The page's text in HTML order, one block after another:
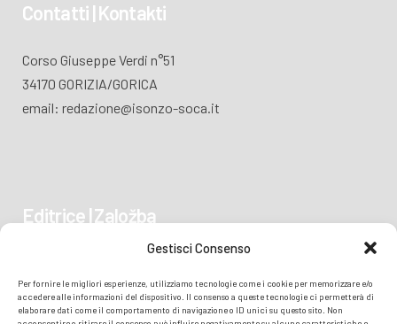
Gestisci Consenso
Per fornire le migliori esperienze, utilizziamo tecnologie come i cookie per memorizzare e/o
accedere alle informazioni del dispositivo. Il consenso a queste tecnologie ci permetterà di
elaborare dati come il comportamento di navigazione o ID unici su questo sito. Non
Contatti | Kontakti
Corso Giuseppe Verdi n°51
34170 GORIZIA/GORICA
email: redazione@isonzo-soca.it
Editrice | Založba
34170 GORIZIA/GORICA